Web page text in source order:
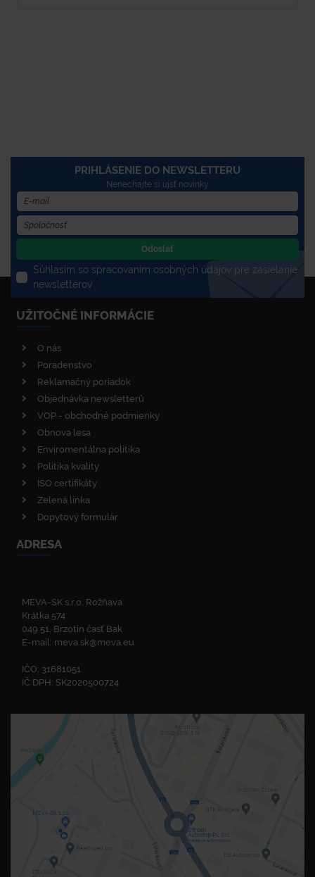
PRIHLÁSENIE DO NEWSLETTERU
Nenechajte si újsť novinky
Odoslať
Súhlasím so spracovaním osobných údajov pre zasielanie
newsletterov
UŽITOČNÉ INFORMÁCIE
O nás
Poradenstvo
Reklamačný poriadok
Objednávka newsletterů
VOP - obchodné podmienky
Obnova lesa
Enviromentálna politika
Politika kvality
ISO certifikáty
Zelená linka
Dopytový formulár
ADRESA
MEVA-SK s.r.o. Rožňava
Krátka 574
049 51, Brzotín časť Bak
E-mail: meva.sk@meva.eu
IČO: 31681051
IČ DPH: SK2020500724